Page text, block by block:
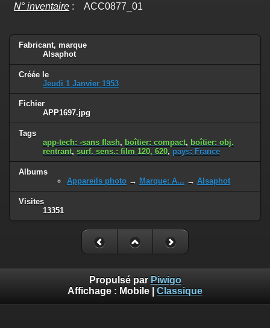
N° inventaire : ACC0877_01
Fabricant, marque
Alsaphot
Créée le
Jeudi 1 Janvier 1953
Fichier
APP1697.jpg
Tags
app-tech: -sans flash, boîtier: compact, boîtier: obj.
rentrant, surf. sens.: film 120, 620, pays: France
Albums
Appareils photo → Marque: A... → Alsaphot
Visites
13351
Propulsé par Piwigo
Affichage : Mobile Classique